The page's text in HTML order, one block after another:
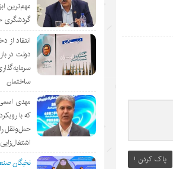
پاک کردن !
مهم‌ترین
گردشگری
انتقاد از
دولت در
ساختمان
مهدی
که با
حمل‌ونقل
نخبگان